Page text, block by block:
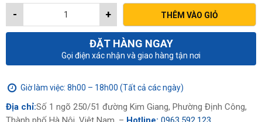
+
- THÊM VÀO GIỎ
ĐẶT HÀNG NGAY
Gọi điện xác nhận và giao hàng tận nơi
Giờ làm việc: 8h00 – 18h00 (Tất cả các ngày)
Địa chỉ:Số 1 ngõ 250/51 đường Kim Giang, Phường Định Công,